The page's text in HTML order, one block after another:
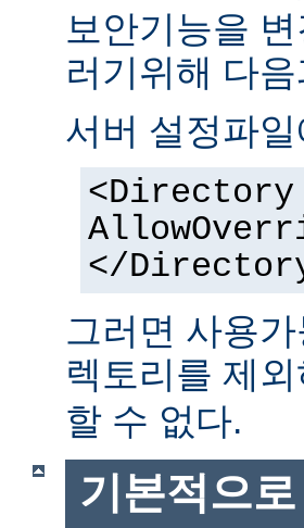
보안기능을
러기위해 다
서버 설정파
</
그러면 사용
렉토리를 제
할 수 없다.
기본적으